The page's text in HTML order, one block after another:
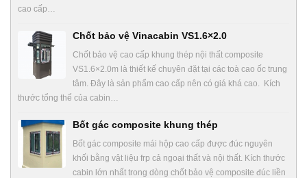
cao cấp…
Chốt bảo vệ Vinacabin VS1.6×2.0
Chốt bảo vệ cao cấp khung thép nội thất composite
VS1.6×2.0m là thiết kế chuyên đặt tại các toà cao ốc trung
tâm. Đây là sản phẩm cao cấp nên có giá khá cao. Kích
thước tổng thể của cabin…
Bốt gác composite khung thép
Bốt gác composite mái hộp cao cấp được đúc nguyên
khối bằng vật liệu frp cả ngoại thất và nội thất. Kích thước
cabin lớn nhất trong dòng chốt bảo vệ composite đúc liền